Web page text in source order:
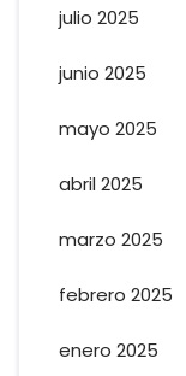
julio 2025
junio 2025
mayo 2025
abril 2025
marzo 2025
febrero 2025
enero 2025